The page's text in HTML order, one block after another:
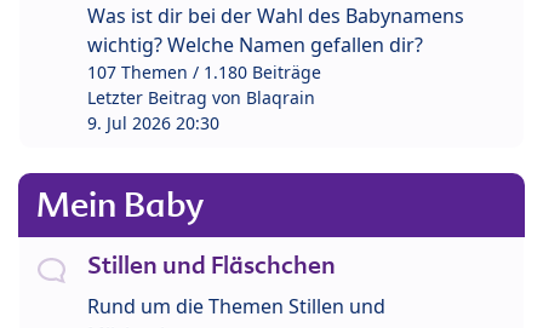
Was ist dir bei der Wahl des Babynamens
wichtig? Welche Namen gefallen dir?
107 Themen / 1.180 Beiträge
Letzter Beitrag von Blaqrain
9. Jul 2026 20:30
Mein Baby
Stillen und Fläschchen
Rund um die Themen Stillen und